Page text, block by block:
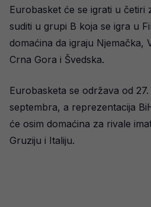
Eurobasket će se igrati u četiri
suditi u grupi B koja se igra u
domaćina da igraju Njemačka,
Crna Gora i Švedska.
Eurobasketa se održava od
septembra, a reprezentacija
će osim domaćina za rivale
Gruziju i Italiju.